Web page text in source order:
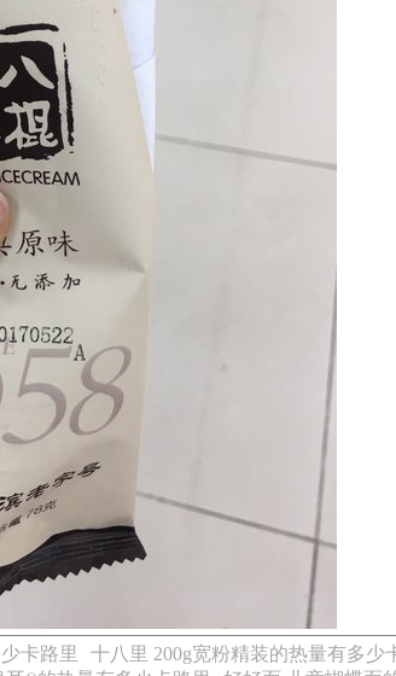
卡路里 十八里 200g宽粉精装的热量有多少